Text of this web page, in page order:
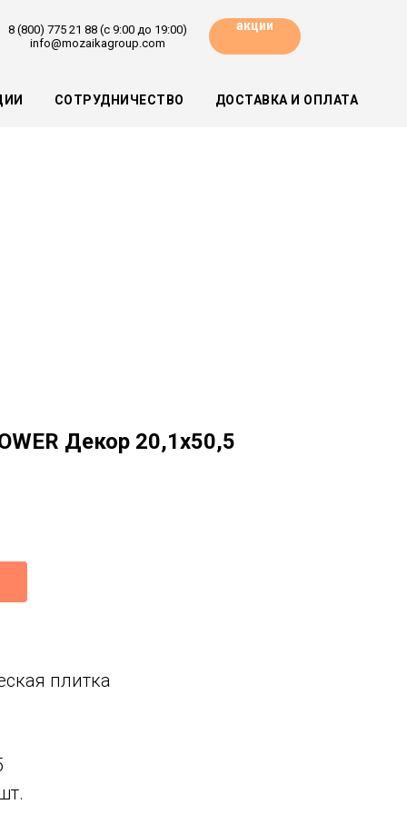
8 (800) 775 21 88 (с 9:00 до 19:00)
info@mozaikagroup.com
акции
СОТРУДНИЧЕСТВО ДОСТАВКА И ОПЛАТА
Декор 20,1x50,5
плитка